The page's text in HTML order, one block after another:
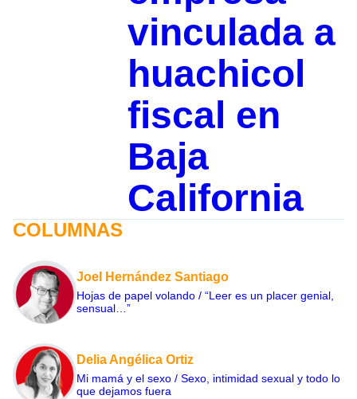
vinculada a
huachicol
fiscal en
Baja
California
COLUMNAS
Joel Hernández Santiago
Hojas de papel volando / “Leer es un placer genial,
sensual…”
Delia Angélica Ortiz
Mi mamá y el sexo / Sexo, intimidad sexual y todo lo
que dejamos fuera